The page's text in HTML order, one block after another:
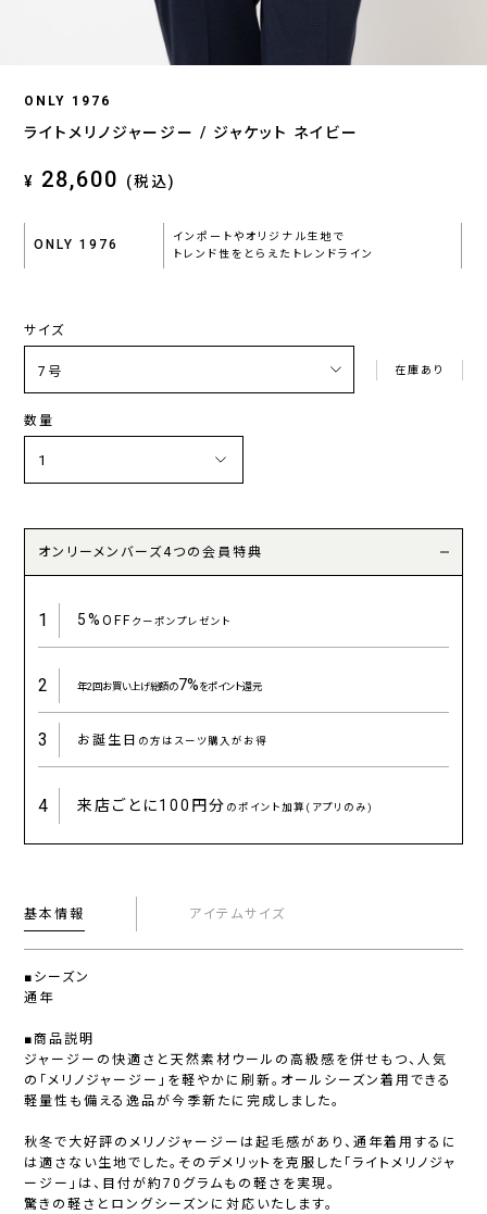
ONLY 1976
ライトメリノジャージー / ジャケット ネイビー
¥ 28,600 (税込)
ONLY 1976
インポートやオリジナル生地で
トレンド性をとらえたトレンドライン
サイズ
在庫あり
数量
オンリーメンバーズ4つの会員特典
1 5%OFFクーポンプレゼント
2 年2回お買い上げ総額の7%をポイント還元
3 お誕生日 の方はスーツ購入がお得
4 来店ごとに100円分 のポイント加算(アプリのみ)
基本情報 アイテムサイズ
■シーズン
通年
■商品説明
ジャージーの快適さと天然素材ウールの高級感を併せもつ、人気
の「メリノジャージー」を軽やかに刷新。オールシーズン着用できる
軽量性も備える逸品が今季新たに完成しました。
秋冬で大好評のメリノジャージーは起毛感があり、通年着用するに
は適さない生地でした。そのデメリットを克服した「ライトメリノジャ
ージー」は、目付が約70グラムもの軽さを実現。
驚きの軽さとロングシーズンに対応いたします。